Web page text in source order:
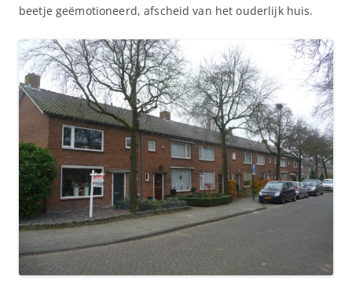
beetje geëmotioneerd, afscheid van het ouderlijk huis.